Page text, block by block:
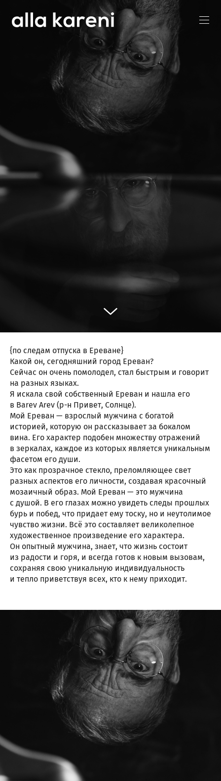
{по следам отпуска в Ереване}
Какой он, сегодняшний город Ереван?
Сейчас он очень помолодел, стал быстрым и говорит
на разных языках.
Я искала свой собственный Ереван и нашла его
в Barev Arev (р-н Привет, Солнце).
Мой Ереван — взрослый мужчина с богатой
историей, которую он рассказывает за бокалом
вина. Его характер подобен множеству отражений
в зеркалах, каждое из которых является уникальным
фасетом его души.
Это как прозрачное стекло, преломляющее свет
разных аспектов его личности, создавая красочный
мозаичный образ. Мой Ереван — это мужчина
с душой. В его глазах можно увидеть следы прошлых
бурь и побед, что придает ему тоску, но и неутолимое
чувство жизни. Всё это составляет великолепное
художественное произведение его характера.
Он опытный мужчина, знает, что жизнь состоит
из радости и горя, и всегда готов к новым вызовам,
сохраняя свою уникальную индивидуальность
и тепло приветствуя всех, кто к нему приходит.